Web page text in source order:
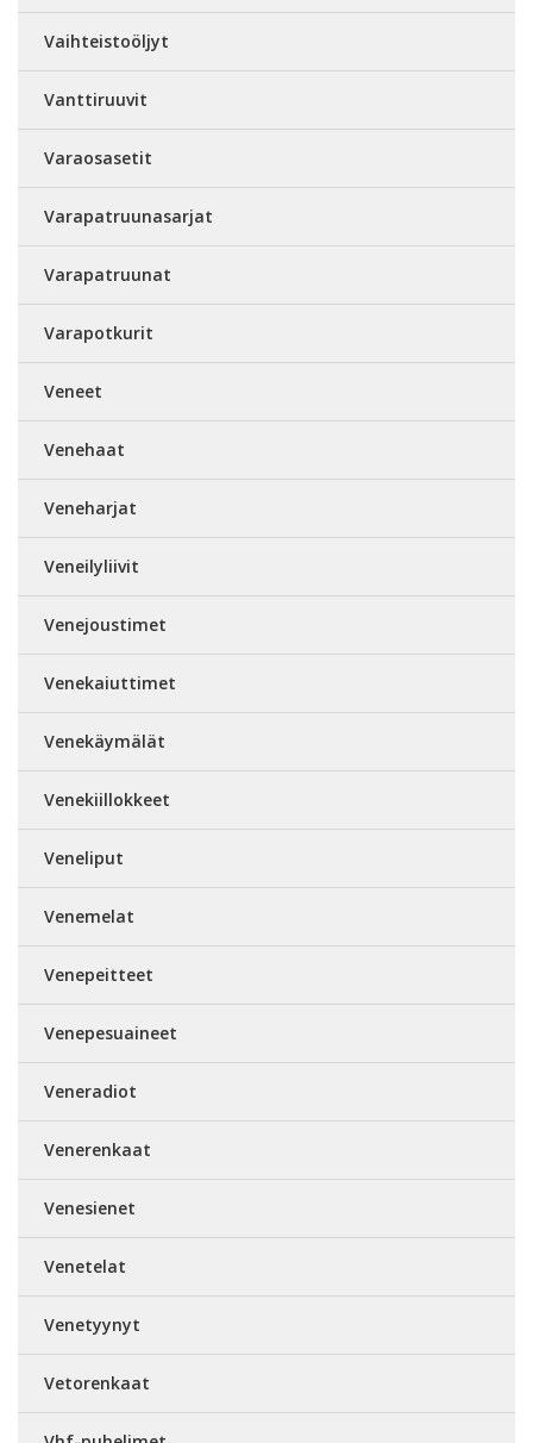
Vaihteistoöljyt
Vanttiruuvit
Varaosasetit
Varapatruunasarjat
Varapatruunat
Varapotkurit
Veneet
Venehaat
Veneharjat
Veneilyliivit
Venejoustimet
Venekaiuttimet
Venekäymälät
Venekiillokkeet
Veneliput
Venemelat
Venepeitteet
Venepesuaineet
Veneradiot
Venerenkaat
Venesienet
Venetelat
Venetyynyt
Vetorenkaat